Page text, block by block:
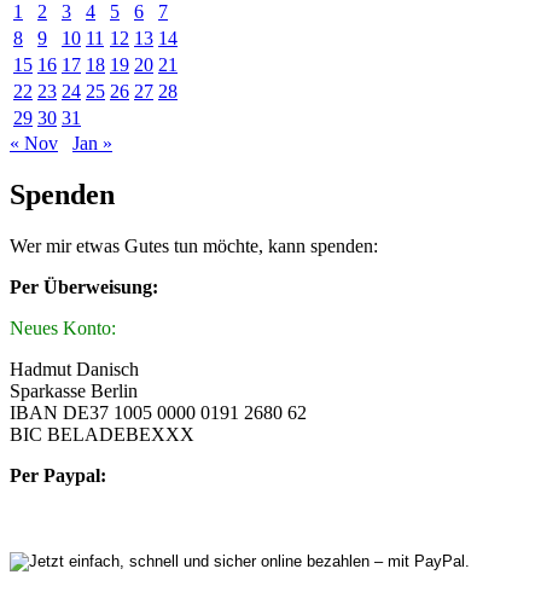
1
2 3 4 5 6
7
8
9 10 11 12 13 14
15 16 17 18 19 20 21
22 23 24 25 26 27 28
29 30 31
« Nov
Jan »
Spenden
Wer mir etwas Gutes tun möchte, kann spenden:
Per Überweisung:
Neues Konto:
Hadmut Danisch
Sparkasse Berlin
IBAN DE37 1005 0000 0191 2680 62
BIC BELADEBEXXX
Per Paypal: